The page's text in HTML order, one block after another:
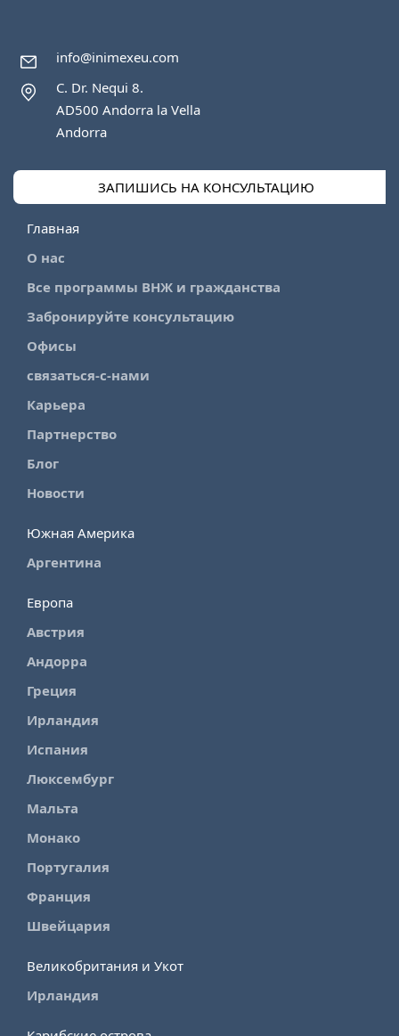
info@inimexeu.com
C. Dr. Nequi 8.
AD500 Andorra la Vella
Andorra
ЗАПИШИСЬ НА КОНСУЛЬТАЦИЮ
Главная
О нас
Все программы ВНЖ и гражданства
Забронируйте консультацию
Офисы
связаться-с-нами
Карьера
Партнерство
Блог
Новости
Южная Америка
Аргентина
Европа
Австрия
Андорра
Греция
Ирландия
Испания
Люксембург
Мальта
Монако
Португалия
Франция
Швейцария
Великобритания и Укот
Ирландия